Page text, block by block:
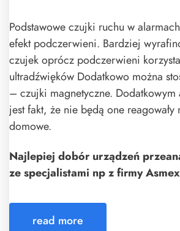
Podstawowe czujki ruchu w
efekt podczerwieni. Bardziej
czujek oprócz podczerwieni
ultradźwięków Dodatkowo można
– czujki magnetyczne. Dodatkowym
jest fakt, że nie będą one reagowały
domowe.
Najlepiej dobór urządzeń
ze specjalistami np z firmy
read more